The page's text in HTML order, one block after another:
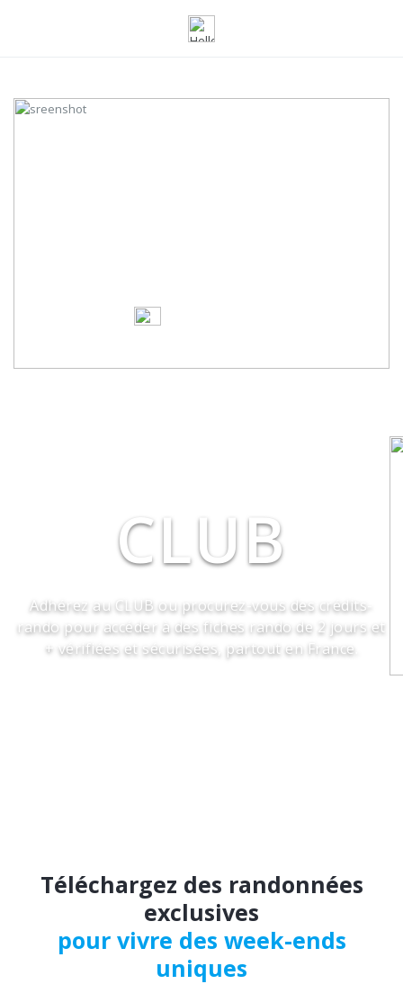
CLUB
Adhérez au CLUB ou procurez-vous des crédits-
rando pour accéder à des fiches rando de 2 jours et
+ vérifiées et sécurisées, partout en France.
Téléchargez des randonnées
exclusives
pour vivre des week-ends
uniques